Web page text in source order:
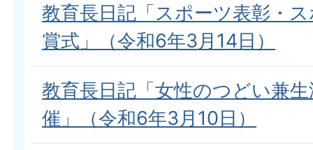
教育長日記「スポーツ表彰・
賞式」（令和6年3月14日）
教育長日記「女性のつどい兼
催」（令和6年3月10日）